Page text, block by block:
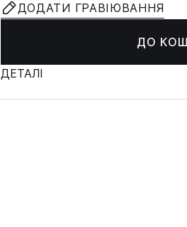
ДОДАТИ ГРАВІЮВАННЯ
ДО
ДЕТАЛІ